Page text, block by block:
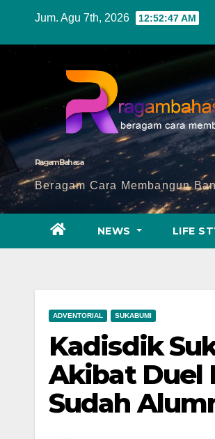
Jum. Agu 7th, 2026 12:52:49 AM
Ragam Bahasa
Beragam Cara Membangun
NEWS LIFE
ADVENTORIAL SUKABUMI
Kadisdik
Akibat Duel
Sudah